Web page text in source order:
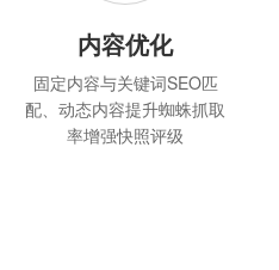
内容优化
固定内容与关键词SEO匹
配、动态内容提升蜘蛛抓取
率增强快照评级